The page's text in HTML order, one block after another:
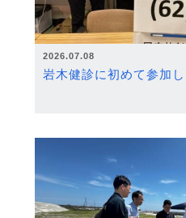
2026.07.08
岩木健診に初めて参加